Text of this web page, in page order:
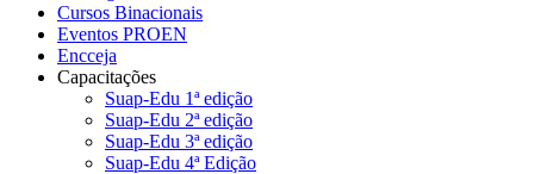
Cursos Binacionais
Eventos PROEN
Encceja
Capacitações
Suap-Edu 1ª edição
Suap-Edu 2ª edição
Suap-Edu 3ª edição
Suap-Edu 4ª Edição